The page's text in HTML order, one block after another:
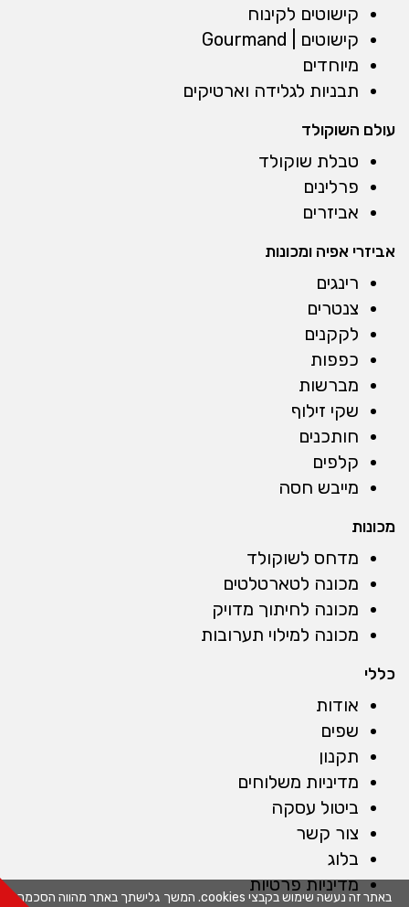
באתר זה נעשה שימוש בקבצי cookies. המשך גלישתך באתר מהווה הסכמה
קישוטים לקינוח
קישוטים | Gourmand
מיוחדים
תבניות לגלידה וארטיקים
עולם השוקולד
טבלת שוקולד
פרלינים
אביזרים
אביזרי אפיה ומכונות
רינגים
צנטרים
לקקנים
כפפות
מברשות
שקי זילוף
חותכנים
קלפים
מייבש חסה
מכונות
מדחס לשוקולד
מכונה לטארטלטים
מכונה לחיתוך מדויק
מכונה למילוי תערובות
כללי
אודות
שפים
תקנון
מדיניות משלוחים
ביטול עסקה
צור קשר
בלוג
מדיניות פרטיות